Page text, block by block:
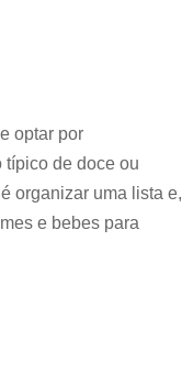
optar por
de doce ou
organizar uma lista e,
e bebes para